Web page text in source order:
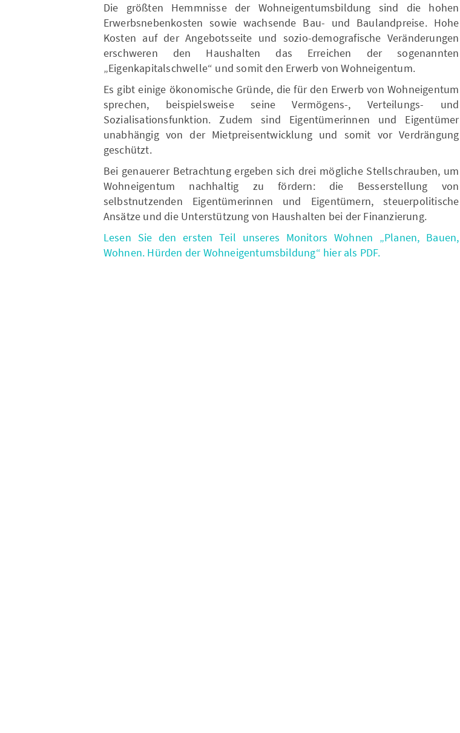
Die größten Hemmnisse der Wohneigentumsbildung sind die hohen
Erwerbsnebenkosten sowie wachsende Bau- und Baulandpreise. Hohe
Kosten auf der Angebotsseite und sozio-demografische Veränderungen
erschweren den Haushalten das Erreichen der sogenannten
„Eigenkapitalschwelle“ und somit den Erwerb von Wohneigentum.
Es gibt einige ökonomische Gründe, die für den Erwerb von Wohneigentum
sprechen, beispielsweise seine Vermögens-, Verteilungs- und
Sozialisationsfunktion. Zudem sind Eigentümerinnen und Eigentümer
unabhängig von der Mietpreisentwicklung und somit vor Verdrängung
geschützt.
Bei genauerer Betrachtung ergeben sich drei mögliche Stellschrauben, um
Wohneigentum nachhaltig zu fördern: die Besserstellung von
selbstnutzenden Eigentümerinnen und Eigentümern, steuerpolitische
Ansätze und die Unterstützung von Haushalten bei der Finanzierung.
Lesen Sie den ersten Teil unseres Monitors Wohnen „Planen, Bauen,
Wohnen. Hürden der Wohneigentumsbildung“ hier als PDF.